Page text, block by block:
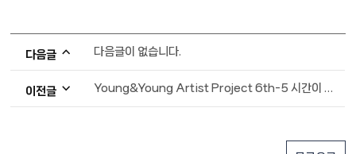
다음글 다음글이 없습니다.
이전글 Young&Young Artist Project 6th-5 시간이 남긴 흔적